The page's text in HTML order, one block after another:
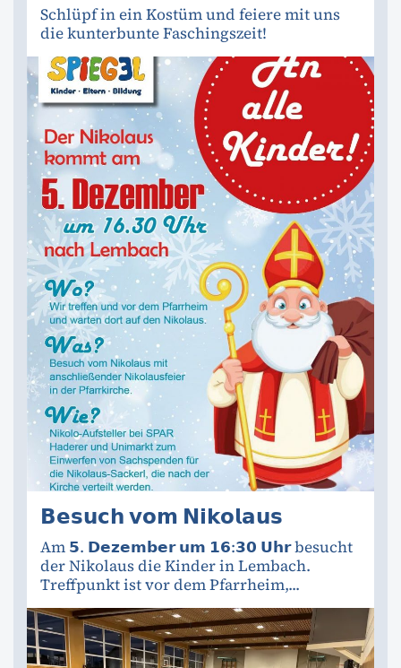
Schlüpf in ein Kostüm und feiere mit uns
die kunterbunte Faschingszeit!
𝗕𝗲𝘀𝘂𝗰𝗵 𝘃𝗼𝗺 𝗡𝗶𝗸𝗼𝗹𝗮𝘂𝘀
Am 𝟱. 𝗗𝗲𝘇𝗲𝗺𝗯𝗲𝗿 𝘂𝗺 𝟭𝟲:𝟯𝟬 𝗨𝗵𝗿 besucht
der Nikolaus die Kinder in Lembach.
Treffpunkt ist vor dem Pfarrheim,...